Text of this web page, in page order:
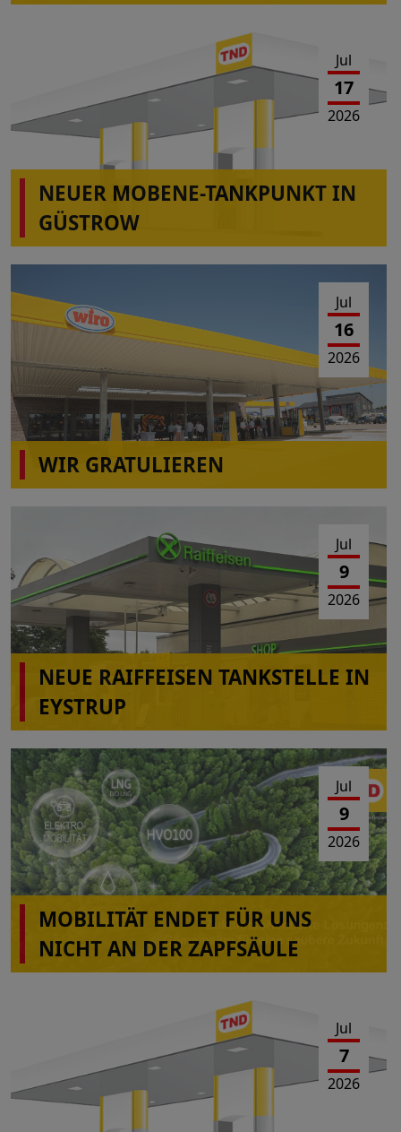
Jul
17
2026
NEUER MOBENE-TANKPUNKT IN
GÜSTROW
Jul
16
2026
WIR GRATULIEREN
wiro Autohof A31 Rhede(Ems)
Jul
9
2026
NEUE RAIFFEISEN TANKSTELLE IN
EYSTRUP
Jul
9
2026
MOBILITÄT ENDET FÜR UNS
NICHT AN DER ZAPFSÄULE
Jul
7
2026